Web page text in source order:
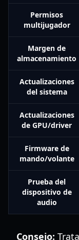
Permisos
multijugador
Margen de
almacenamiento
Actualizaciones
del sistema
Actualizaciones
de GPU/driver
Firmware de
mando/volante
Prueba del
dispositivo de
audio
Consejo: